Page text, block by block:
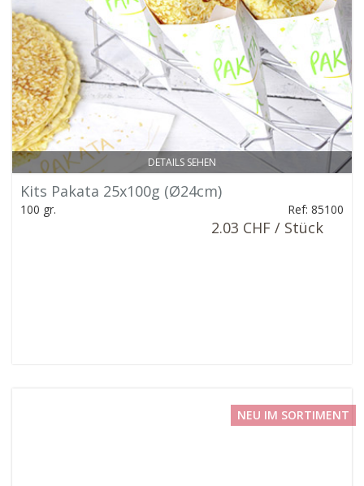
DETAILS SEHEN
Kits Pakata 25x100g (Ø24cm)
100 gr. Ref: 85100
2.03 CHF / Stück
NEU IM SORTIMENT